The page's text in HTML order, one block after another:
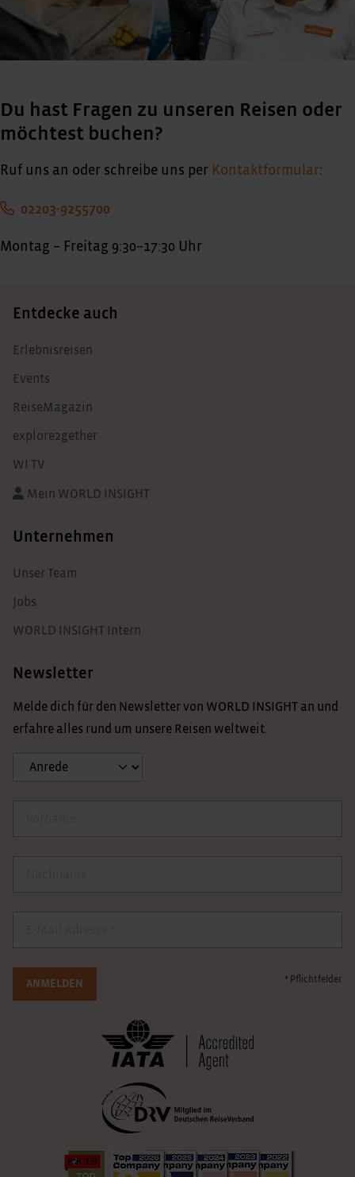
Du hast Fragen zu unseren Reisen oder
möchtest buchen?
Ruf uns an oder schreibe uns per Kontaktformular:
02203-9255700
Montag – Freitag 9:30–17:30 Uhr
Entdecke auch
Erlebnisreisen
Events
ReiseMagazin
explore2gether
WI TV
Mein WORLD INSIGHT
Unternehmen
Unser Team
Jobs
WORLD INSIGHT Intern
Newsletter
Melde dich für den Newsletter von WORLD INSIGHT an und
erfahre alles rund um unsere Reisen weltweit.
Anrede
ANMELDEN * Pflichtfelder